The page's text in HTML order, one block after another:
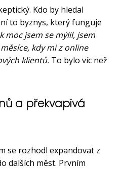
Kdo by hledal
to byznys, který funguje
moc jsem se mýlil, jsem
kdy mi z online
klientů. To bylo víc než
a překvapivá
se rozhodl expandovat z
dalších měst. Prvním